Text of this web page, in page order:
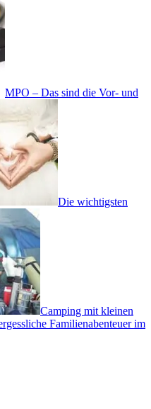
MPO – Das sind die Vor- und
Die wichtigsten
Camping mit kleinen
Familienabenteuer im